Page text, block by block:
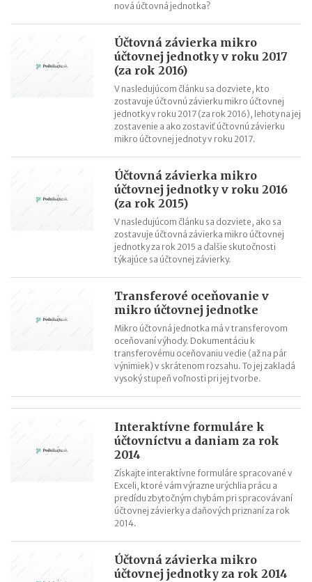
nová účtovná jednotka?
Účtovná závierka mikro
účtovnej jednotky v roku 2017
(za rok 2016)
V nasledujúcom článku sa dozviete, kto
zostavuje účtovnú závierku mikro účtovnej
jednotky v roku 2017 (za rok 2016), lehoty na jej
zostavenie a ako zostaviť účtovnú závierku
mikro účtovnej jednoty v roku 2017.
Účtovná závierka mikro
účtovnej jednotky v roku 2016
(za rok 2015)
V nasledujúcom článku sa dozviete, ako sa
zostavuje účtovná závierka mikro účtovnej
jednotky za rok 2015 a ďalšie skutočnosti
týkajúce sa účtovnej závierky.
Transferové oceňovanie v
mikro účtovnej jednotke
Mikro účtovná jednotka má v transferovom
oceňovaní výhody. Dokumentáciu k
transferovému oceňovaniu vedie (až na pár
výnimiek) v skrátenom rozsahu. To jej zakladá
vysoký stupeň voľnosti pri jej tvorbe.
Interaktívne formuláre k
účtovníctvu a daniam za rok
2014
Získajte interaktívne formuláre spracované v
Exceli, ktoré vám výrazne urýchlia prácu a
predídu zbytočným chybám pri spracovávaní
účtovnej závierky a daňových priznaní za rok
2014.
Účtovná závierka mikro
účtovnej jednotky za rok 2014